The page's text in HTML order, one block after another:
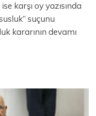
karşı oy yazısında
suçunu
kararının devamı